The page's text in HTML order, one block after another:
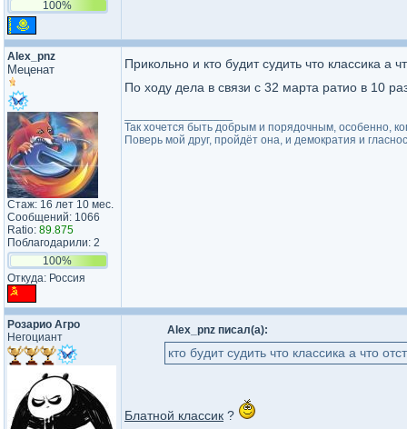
100%
Alex_pnz
Меценат
Стаж: 16 лет 10 мес.
Сообщений: 1066
Ratio: 89.875
Поблагодарили: 2
100%
Откуда: Россия
Прикольно и кто будит судить что классика а
По ходу дела в связи с 32 марта ратио в 10
Так хочется быть добрым и порядочным, особенно,
Поверь мой друг, пройдёт она, и демократия и
Розарио Агро
Негоциант
Alex_pnz писал(а):
кто будит судить что классика а что
Блатной классик ?